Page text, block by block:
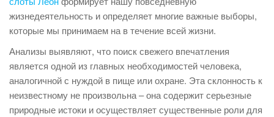
жизнедеятельность и определяет многие важные выборы,
которые мы принимаем на в течение всей жизни.
Анализы выявляют, что поиск свежего впечатления
является одной из главных необходимостей человека,
аналогичной с нуждой в пище или охране. Эта склонность к
неизвестному не произвольна – она содержит серьезные
природные истоки и осуществляет существенные роли для